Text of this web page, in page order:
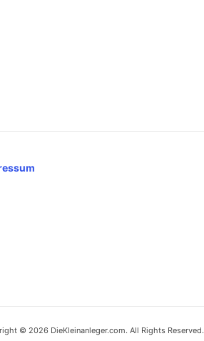
© 2026 DieKleinanleger.com. All Rights Reserved.